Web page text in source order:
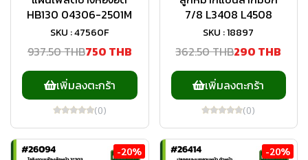
HB130 04306-2501M
SKU : 47560F
937.50 THB750 THB
เพิ่มลงตะกร้า
(0)
7/8 L3408 L4508
SKU : 18897
362.50 THB290 THB
เพิ่มลงตะกร้า
(0)
-20% -20%